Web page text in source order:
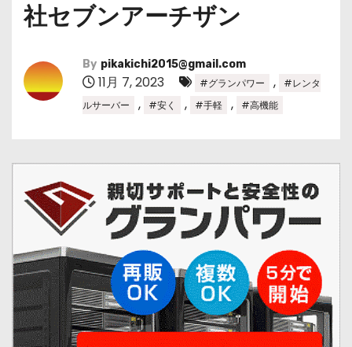
社セブンアーチザン
By pikakichi2015@gmail.com
11月 7, 2023 #グランパワー ,
#レンタ
ルサーバー
, #安く , #手軽 , #高機能